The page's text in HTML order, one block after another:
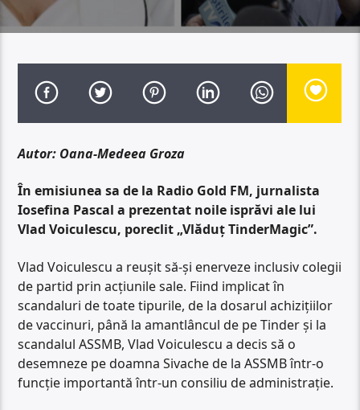
Autor: Oana-Medeea Groza
În emisiunea sa de la Radio Gold FM, jurnalista
Iosefina Pascal a prezentat noile isprăvi ale lui
Vlad Voiculescu, poreclit „Vlăduț TinderMagic”.
Vlad Voiculescu a reușit să-și enerveze inclusiv colegii
de partid prin acțiunile sale. Fiind implicat în
scandaluri de toate tipurile, de la dosarul achizițiilor
de vaccinuri, până la amantlâncul de pe Tinder și la
scandalul ASSMB, Vlad Voiculescu a decis să o
desemneze pe doamna Sivache de la ASSMB într-o
funcție importantă într-un consiliu de administrație.